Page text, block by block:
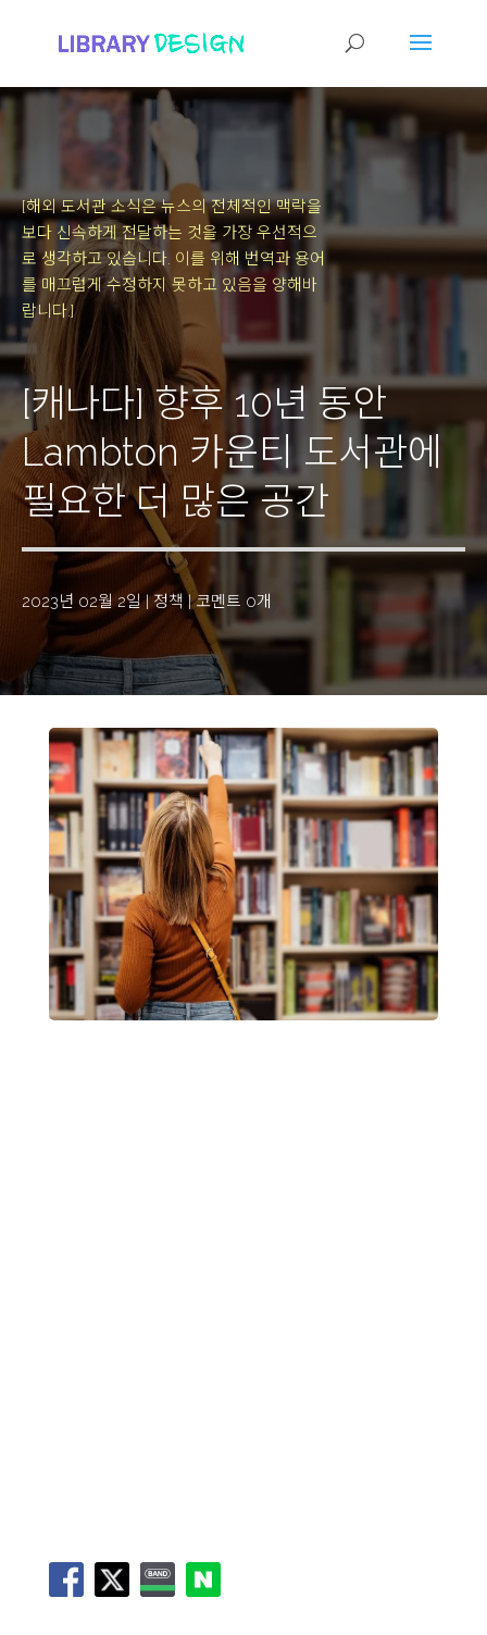
[해외 도서관 소식은 뉴스의 전체적인 맥락을
보다 신속하게 전달하는 것을 가장 우선적으
로 생각하고 있습니다. 이를 위해 번역과 용어
를 매끄럽게 수정하지 못하고 있음을 양해바
랍니다.]
[캐나다] 향후 10년 동안
Lambton 카운티 도서관에
필요한 더 많은 공간
2023년 02월 2일|정책 |코멘트 0개